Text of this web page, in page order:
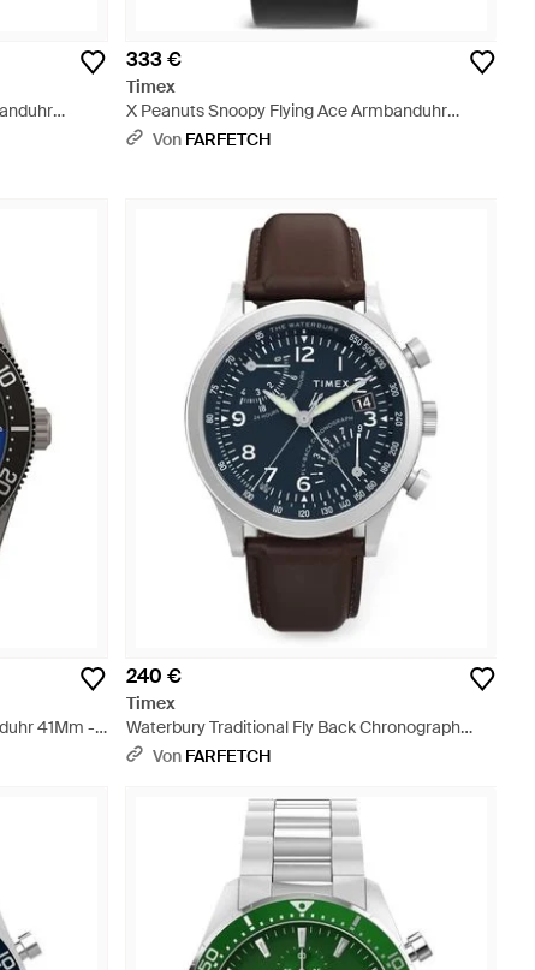
333 €
Timex
X Peanuts Snoopy Flying Ace Armbanduhr
40Mm - Grau
Von FARFETCH
41Mm -
240 €
Timex
Waterbury Traditional Fly Back Chronograph
43Mm - Blau
Von FARFETCH